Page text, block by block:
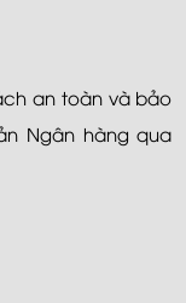
an toàn và bảo
Ngân hàng qua